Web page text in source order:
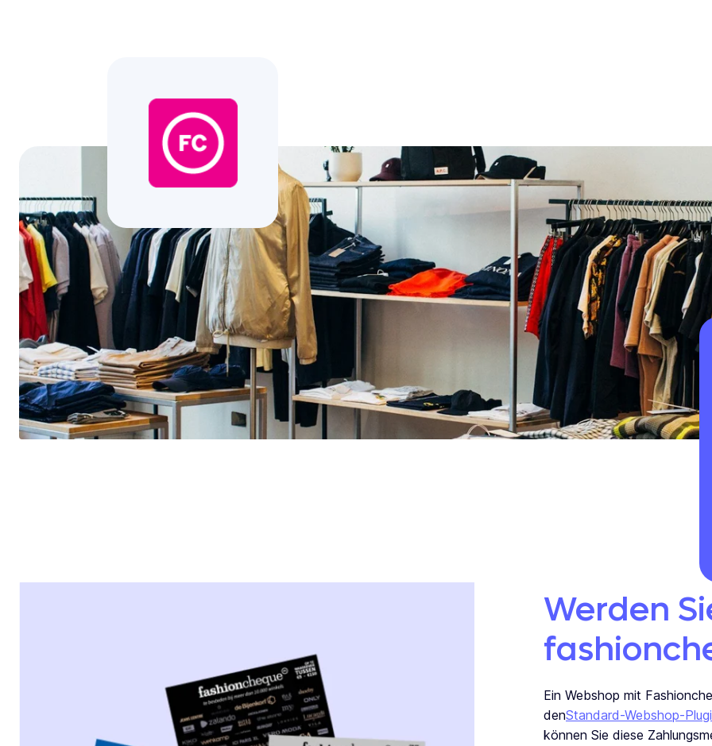
Werden
Ein Webshop mit
denStandard-Webshop-
können Sie diese